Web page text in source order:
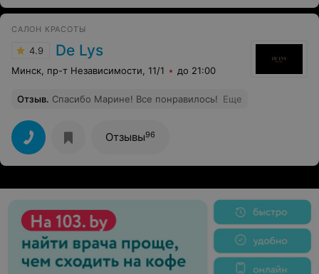
САЛОН КРАСОТЫ
4.9 De Lys
Минск, пр-т Независимости, 11/1 до 21:00
Отзыв. Спасибо Марине! Все понравилось! Еще
Отзывы96